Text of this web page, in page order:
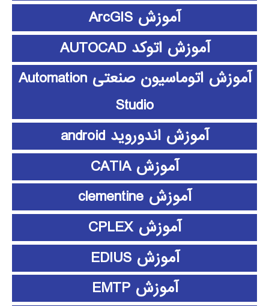
آموزش ArcGIS
آموزش اتوکد AUTOCAD
آموزش اتوماسیون صنعتی Automation
Studio
آموزش اندوروید android
آموزش CATIA
آموزش clementine
آموزش CPLEX
آموزش EDIUS
آموزش EMTP